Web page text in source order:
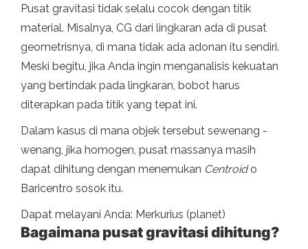
Pusat gravitasi tidak selalu cocok dengan titik
material. Misalnya, CG dari lingkaran ada di pusat
geometrisnya, di mana tidak ada adonan itu sendiri.
Meski begitu, jika Anda ingin menganalisis kekuatan
yang bertindak pada lingkaran, bobot harus
diterapkan pada titik yang tepat ini.
Dalam kasus di mana objek tersebut sewenang -
wenang, jika homogen, pusat massanya masih
dapat dihitung dengan menemukan Centroido
Baricentro sosok itu.
Dapat melayani Anda: Merkurius (planet)
Bagaimana pusat gravitasi dihitung?